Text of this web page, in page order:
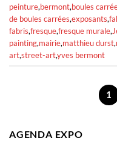
peinture,bermont,boules
de boules carrées,exposants,
fabris,fresque,fresque murale,
painting,mairie,matthieu durst,
art,street-art,yves bermont
1
AGENDA EXPO